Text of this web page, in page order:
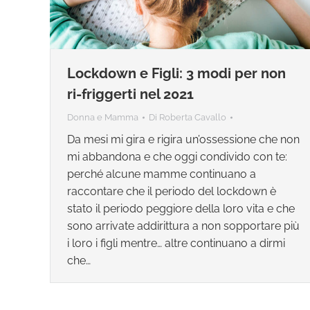
Lockdown e Figli: 3 modi per non
ri-friggerti nel 2021
Donna e Mamma Di Roberta Cavallo
Da mesi mi gira e rigira un’ossessione che non
mi abbandona e che oggi condivido con te:
perché alcune mamme continuano a
raccontare che il periodo del lockdown è
stato il periodo peggiore della loro vita e che
sono arrivate addirittura a non sopportare più
i loro i figli mentre… altre continuano a dirmi
che…